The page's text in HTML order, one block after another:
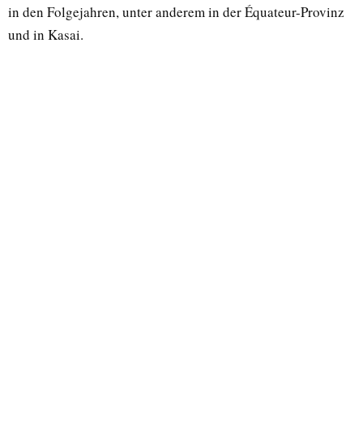
in den Folgejahren, unter anderem in der Équateur-Provinz
und in Kasai.